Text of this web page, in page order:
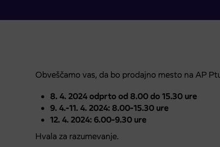
Obveščamo vas, da bo prodajno mesto na AP
8. 4. 2024 odprto od 8.00 do 15.30 ure
9. 4.-11. 4. 2024: 8.00-15.30 ure
12. 4. 2024: 6.00-9.30 ure
Hvala za razumevanje.